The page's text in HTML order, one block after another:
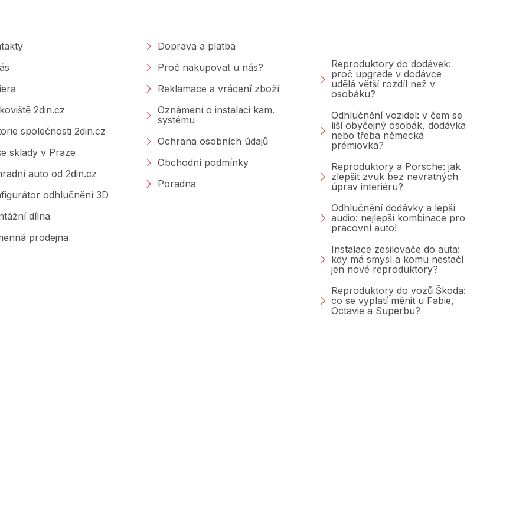
r
k
v
ý
p
s
2din.cz
společnosti 2din.cz
sklady v Praze
auto od 2din.cz
odhlučnění 3D
dílna
prodejna
Doprava a platba
Proč nakupovat u nás?
Reklamace a vrácení zboží
Oznámení o instalaci kam.
systému
Ochrana osobních údajů
Obchodní podmínky
Poradna
Reproduktory do dodávek:
proč upgrade v dodávce
udělá větší rozdíl než v
osobáku?
Odhlučnění vozidel: v čem se
liší obyčejný osobák, dodávka
nebo třeba německá
prémiovka?
Reproduktory a Porsche: jak
zlepšit zvuk bez nevratných
úprav interiéru?
Odhlučnění dodávky a lepší
audio: nejlepší kombinace pro
pracovní auto!
Instalace zesilovače do auta:
kdy má smysl a komu nestačí
jen nové reproduktory?
Reproduktory do vozů Škoda:
co se vyplatí měnit u Fabie,
Octavie a Superbu?